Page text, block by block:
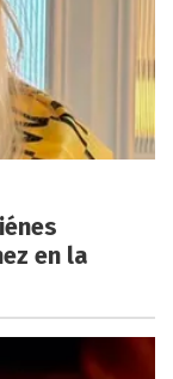
en la